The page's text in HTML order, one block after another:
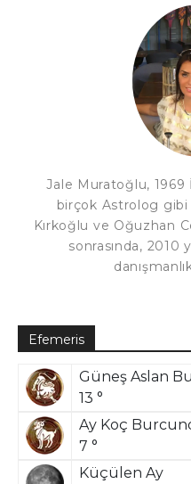
Jale Muratoğlu,
birçok Astrolog
Kırkoğlu ve Oğuzhan
sonrasında, 2010
Efemeris
Güneş Aslan
13 °
Ay Koç
7 °
Küçülen Ay